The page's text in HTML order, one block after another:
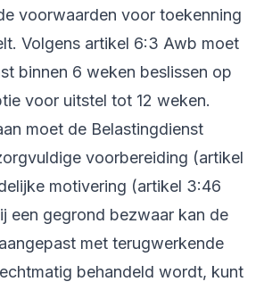
voorwaarden voor toekenning
Volgens artikel 6:3 Awb moet
binnen 6 weken beslissen op
voor uitstel tot 12 weken.
moet de Belastingdienst
voorbereiding (artikel
motivering (artikel 3:46
een gegrond bezwaar kan de
met terugwerkende
behandeld wordt, kunt